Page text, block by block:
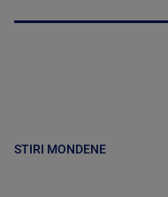
STIRI MONDENE